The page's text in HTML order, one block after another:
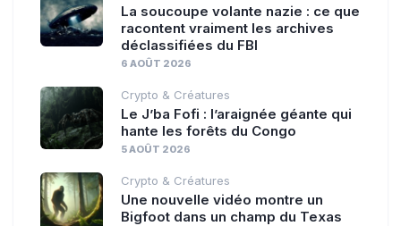
La soucoupe volante nazie : ce que
racontent vraiment les archives
déclassifiées du FBI
6 AOÛT 2026
Crypto & Créatures
Le J’ba Fofi : l’araignée géante qui
hante les forêts du Congo
5 AOÛT 2026
Crypto & Créatures
Une nouvelle vidéo montre un
Bigfoot dans un champ du Texas